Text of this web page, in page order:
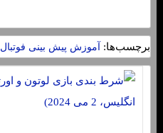
برچسب‌ها: آموزش پیش بینی فوتبال